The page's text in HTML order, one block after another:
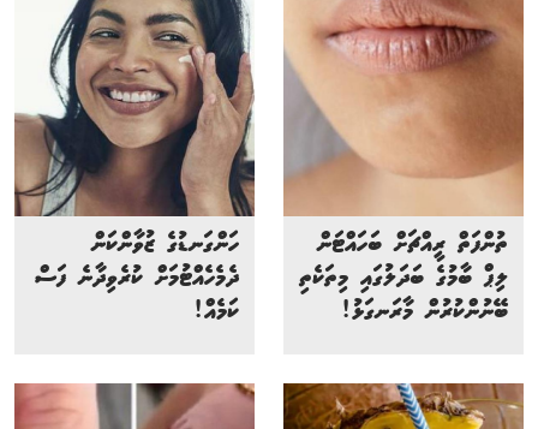
ތުންފަތް ރީއްޗަށް ބަހައްޓަން
ލިޕް ބާމުގެ ބަދަލުގައި މިތަކެތި
ބޭނުންކުރުން މާރަނގަޅު!
ހަންގަނޑުގެ ޒުވާންކަން
ދެމެހެއްޓުމަށް ކުރެވިދާނެ ފަސް
ކަމެއް!